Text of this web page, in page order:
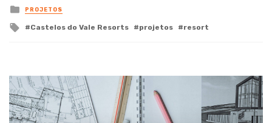
Posted
in
PROJETOS
Tagged
Castelos do Vale Resorts projetos resort